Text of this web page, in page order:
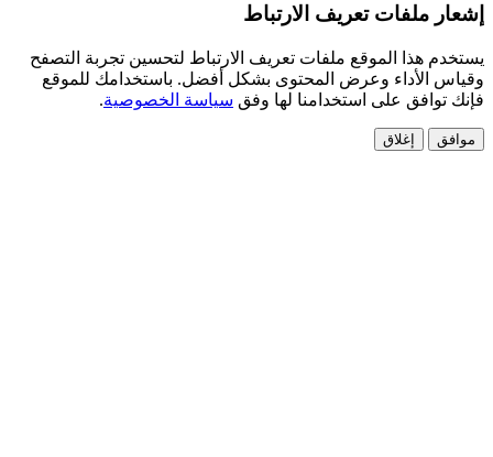
ملفات تعريف الارتباط
هذا الموقع ملفات تعريف الارتباط لتحسين تجربة التصفح
الأداء وعرض المحتوى بشكل أفضل. باستخدامك للموقع
على استخدامنا لها وفقسياسة الخصوصية.
إغلاق